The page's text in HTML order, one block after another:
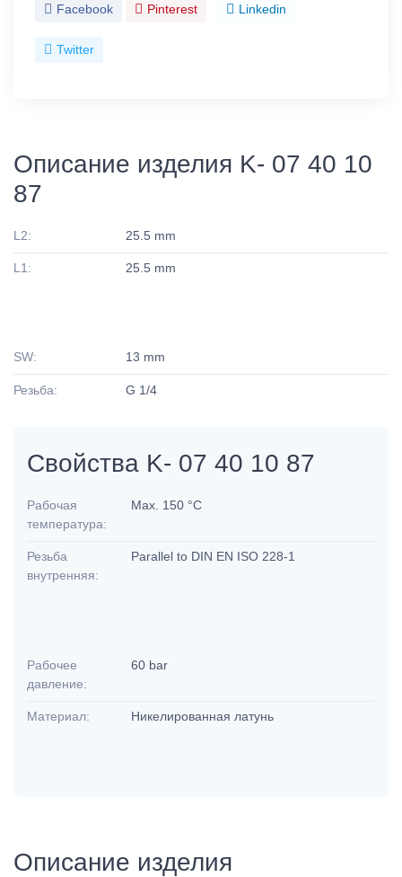
Facebook Pinterest Linkedin
Twitter
Описание изделия K- 07 40 10
87
L2: 25.5 mm
L1: 25.5 mm
SW: 13 mm
Резьба: G 1/4
Свойства K- 07 40 10 87
Рабочая
температура:
Max. 150 °C
Резьба
внутренняя:
Parallel to DIN EN ISO 228-1
Рабочее
давление:
60 bar
Материал: Никелированная латунь
Описание изделия